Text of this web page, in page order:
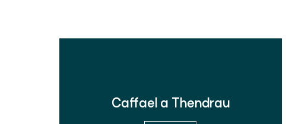
Caffael a Thendrau